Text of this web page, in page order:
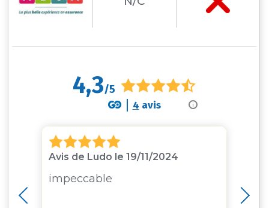
i
4,3/5
4 avis
Avis de Ludo le 19/11/2024
impeccable